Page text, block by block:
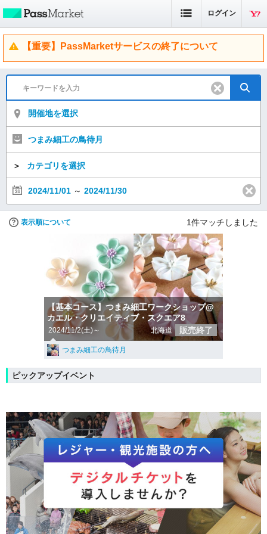
ログイン
【重要】PassMarketサービスの終了について
開催地を選択
つまみ細工の鳥待月
＞ カテゴリを選択
2024/11/01 ～ 2024/11/30
表示順について 1件マッチしました
【基本コース】つまみ細工ワークショップ@
カエル・クリエイティブ・スクエア8
2024/11/2(土)～ 北海道 販売終了
つまみ細工の鳥待月
ピックアップイベント